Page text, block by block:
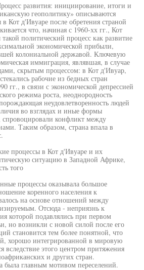
развития: инициирование, итоги и
геополитику» описываются
Кот д'Ивуаре после обретения страной
что, начиная с 1960-хх гг., Кот
политический процесс как развитие
экономической прибыли,
колониальной державой. Ключевую
иммиграция, являвшая, в случае
скрытым процессом: в Кот д'Ивуар,
рабочие из бедных стран
гг., в связи с экономической депрессией
режима роста, неоднородность
неудовлетворенность людей
во взглядах и иные формы
конфликт между
Таким образом, страна впала в
процессы в Кот д'Ивуаре и их
ситуацию в Западной Африке,
того
процессы оказывала большое
коренного населения к
на основе отношений между
Отсюда - неприязнь к
которой подавлялись при первом
но возникли с новой силой после его
становится тем более понятной, что
хорошо интегрированной в мировую
вследствие этого центром притяжения
и других стран.
была главным мотивом переселений.